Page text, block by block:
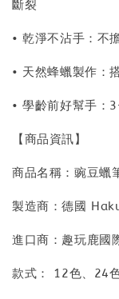
斷裂
• 乾淨不沾手：不
• 天然蜂蠟製作：
• 學齡前好幫手：
【商品資訊】
商品名稱：豌豆蠟
製造商：德國
進口商：趣玩鹿國
款式： 12色、24